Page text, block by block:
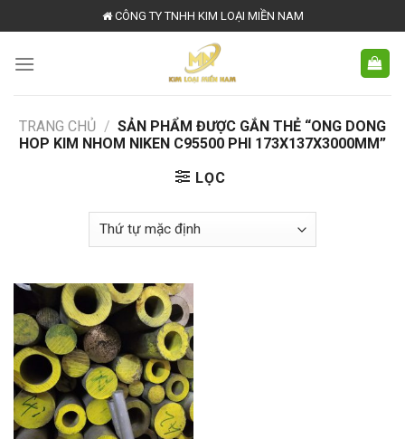
to
content
CÔNG TY TNHH KIM LOẠI MIỀN NAM
TRANG CHỦ / SẢN PHẨM ĐƯỢC GẮN THẺ “ONG DONG
HOP KIM NHOM NIKEN C95500 PHI 173X137X3000MM”
LỌC